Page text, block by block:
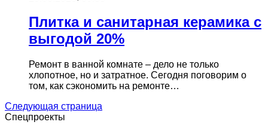
Плитка и санитарная керамика с
выгодой 20%
Ремонт в ванной комнате – дело не только
хлопотное, но и затратное. Сегодня поговорим о
том, как сэкономить на ремонте…
Следующая страница
Спецпроекты